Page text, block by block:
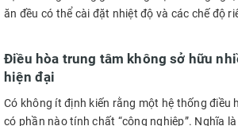
ăn đều có thể cài đặt nhiệt độ và các chế độ
Điều hòa trung tâm không sở hữu
hiện đại
Có không ít định kiến rằng một hệ thống điều
có phần nào tính chất “công nghiệp”. Nghĩa